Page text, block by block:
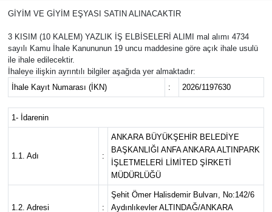
GİYİM VE GİYİM EŞYASI SATIN ALINACAKTIR
3 KISIM (10 KALEM) YAZLIK İŞ ELBİSELERİ ALIMI mal alımı 4734
sayılı Kamu İhale Kanununun 19 uncu maddesine göre açık ihale usulü
ile ihale edilecektir.
İhaleye ilişkin ayrıntılı bilgiler aşağıda yer almaktadır:
İhale Kayıt Numarası (İKN)
: 2026/1197630
1- İdarenin
1.1. Adı :
ANKARA BÜYÜKŞEHİR BELEDİYE
BAŞKANLIĞI ANFA ANKARA ALTINPARK
İŞLETMELERİ LİMİTED ŞİRKETİ
MÜDÜRLÜĞÜ
1.2. Adresi :
Şehit Ömer Halisdemir Bulvarı, No:142/6
Aydınlıkevler ALTINDAĞ/ANKARA
Yaşam
Resmi İlanlar
Son Dakika Haberleri
Haber Arşivi